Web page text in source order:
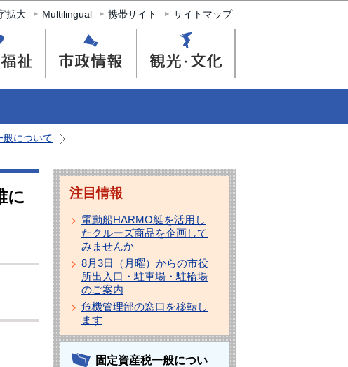
拡大 Multilingual 携帯サイト サイトマップ
般について
に
注目情報
電動船HARMO艇を活用し
たクルーズ商品を企画して
みませんか
8月3日（月曜）からの市役
所出入口・駐車場・駐輪場
のご案内
危機管理部の窓口を移転し
ます
固定資産税一般につい